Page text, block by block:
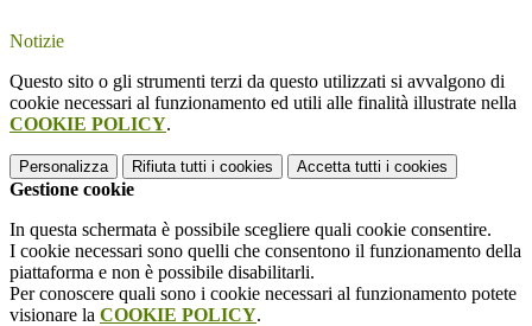
Notizie
Questo sito o gli strumenti terzi da questo utilizzati si avvalgono di
cookie necessari al funzionamento ed utili alle finalità illustrate nella
COOKIE POLICY.
Personalizza Rifiuta tutti i cookies Accetta tutti i cookies
Gestione cookie
In questa schermata è possibile scegliere quali cookie consentire.
I cookie necessari sono quelli che consentono il funzionamento della
piattaforma e non è possibile disabilitarli.
Per conoscere quali sono i cookie necessari al funzionamento potete
visionare la COOKIE POLICY.